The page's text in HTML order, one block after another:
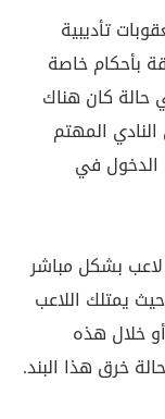
تأديبية
المادة 18 المتعلقة بأحكام خاصة
حالة كان هناك
المهتم
الدخول في
لاعب بشكل مباشر
يمتلك اللاعب
خلال هذه
خرق هذا البند.